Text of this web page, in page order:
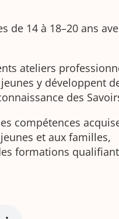
de 14 à 18–20 ans
ateliers
y développent
des
compétences
et aux familles,
formations